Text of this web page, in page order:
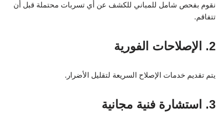
نقوم بفحص شامل للمباني للكشف عن أي تسربات محتملة قبل أن
تتفاقم.
2. الإصلاحات الفورية
يتم تقديم خدمات الإصلاح السريعة لتقليل الأضرار.
3. استشارة فنية مجانية